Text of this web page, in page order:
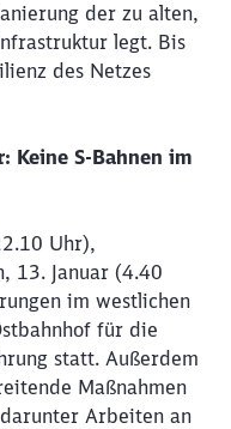
der zu alten,
legt. Bis
des Netzes
Keine S-Bahnen im
Uhr),
13. Januar (4.40
im westlichen
für die
statt. Außerdem
Maßnahmen
Arbeiten an